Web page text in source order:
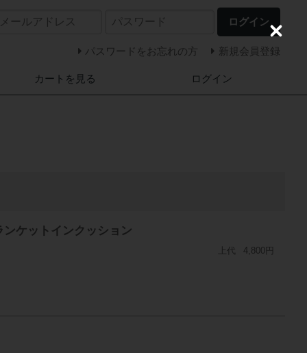
ログイン
パスワードをお忘れの方 新規会員登録
カートを見る ログイン
ケットインクッション
上代 4,800円
C
l
o